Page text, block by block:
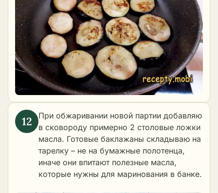
При обжаривании новой партии добавляю
в сковороду примерно 2 столовые ложки
масла. Готовые баклажаны складываю на
тарелку – не на бумажные полотенца,
иначе они впитают полезные масла,
которые нужны для маринования в банке.